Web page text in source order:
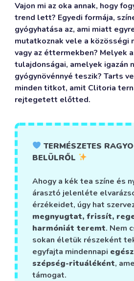
Vajon mi az oka annak, hogy
trend lett? Egyedi formája,
gyógyhatása az, ami miatt
mutatkoznak vele a közösségi
vagy az éttermekben? Melyek
tulajdonságai, amelyek igazán
gyógynövénnyé teszik? Tarts
minden titkot, amit Clitoria
rejtegetett előtted.
TERMÉSZETES
BELÜLRŐL
Ahogy a kék tea színe és
árasztó jelenléte
érzékeidet, úgy hat
megnyugtat, frissít,
harmóniát teremt. Nem
sokan életük részeként
egyfajta mindennapi
szépség-rituáléként,
támogat.